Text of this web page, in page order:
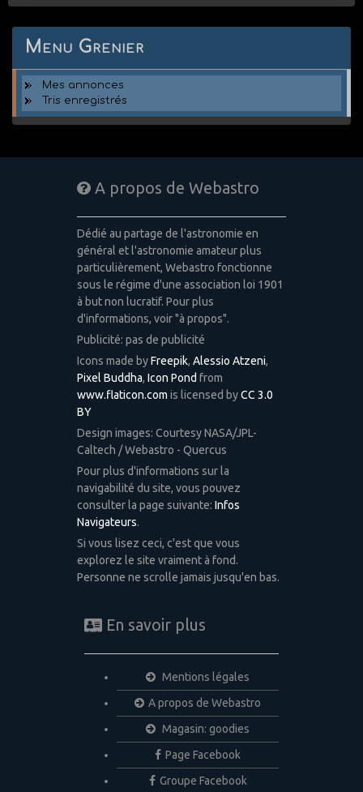
Menu Grenier
Mes annonces
Tris enregistrés
A propos de Webastro
Dédié au partage de l'astronomie en
général et l'astronomie amateur plus
particulièrement, Webastro fonctionne
sous le régime d'une association loi 1901
à but non lucratif. Pour plus
d'informations, voir "à propos".
Publicité: pas de publicité
Icons made byFreepik, Alessio Atzeni,
Pixel Buddha, Icon Pond from
www.flaticon.com is licensed byCC 3.0
BY
Design images: Courtesy NASA/JPL-
Caltech / Webastro - Quercus
Pour plus d'informations sur la
navigabilité du site, vous pouvez
consulter la page suivante: Infos
Navigateurs.
Si vous lisez ceci, c'est que vous
explorez le site vraiment à fond.
Personne ne scrolle jamais jusqu'en bas.
En savoir plus
Mentions légales
A propos de Webastro
Magasin: goodies
Page Facebook
Groupe Facebook